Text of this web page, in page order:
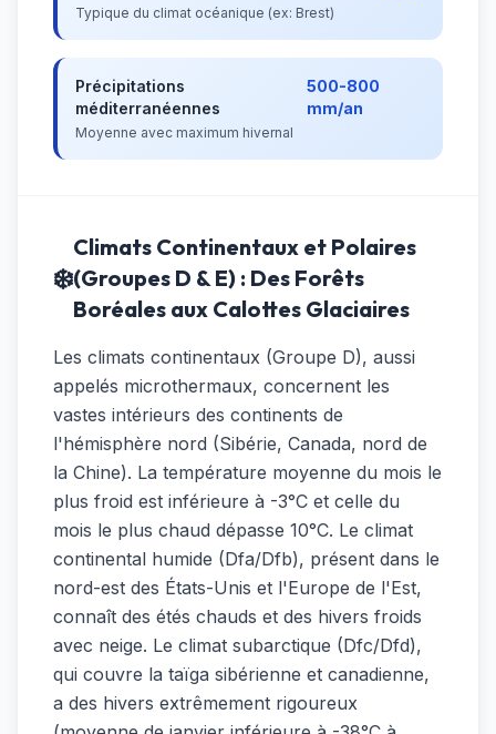
Typique du climat océanique (ex: Brest)
Précipitations
méditerranéennes
500-800
mm/an
Moyenne avec maximum hivernal
❄️
Climats Continentaux et Polaires
(Groupes D & E) : Des Forêts
Boréales aux Calottes Glaciaires
Les climats continentaux (Groupe D), aussi
appelés microthermaux, concernent les
vastes intérieurs des continents de
l'hémisphère nord (Sibérie, Canada, nord de
la Chine). La température moyenne du mois le
plus froid est inférieure à -3°C et celle du
mois le plus chaud dépasse 10°C. Le climat
continental humide (Dfa/Dfb), présent dans le
nord-est des États-Unis et l'Europe de l'Est,
connaît des étés chauds et des hivers froids
avec neige. Le climat subarctique (Dfc/Dfd),
qui couvre la taïga sibérienne et canadienne,
a des hivers extrêmement rigoureux